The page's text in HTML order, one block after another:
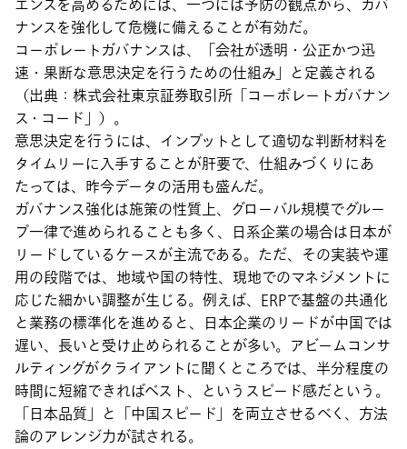
エンスを高めるためには、一つには予防の観点から、ガバ
ナンスを強化して危機に備えることが有効だ。
コーポレートガバナンスは、「会社が透明・公正かつ迅
速・果断な意思決定を行うための仕組み」と定義される
（出典：株式会社東京証券取引所「コーポレートガバナン
ス・コード」）。
意思決定を行うには、インプットとして適切な判断材料を
タイムリーに入手することが肝要で、仕組みづくりにあ
たっては、昨今データの活用も盛んだ。
ガバナンス強化は施策の性質上、グローバル規模でグルー
プ一律で進められることも多く、日系企業の場合は日本が
リードしているケースが主流である。ただ、その実装や運
用の段階では、地域や国の特性、現地でのマネジメントに
応じた細かい調整が生じる。例えば、ERPで基盤の共通化
と業務の標準化を進めると、日本企業のリードが中国では
遅い、長いと受け止められることが多い。アビームコンサ
ルティングがクライアントに聞くところでは、半分程度の
時間に短縮できればベスト、というスピード感だという。
「日本品質」と「中国スピード」を両立させるべく、方法
論のアレンジ力が試される。